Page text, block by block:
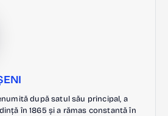
după satul său principal, a
în 1865 și a rămas constantă în